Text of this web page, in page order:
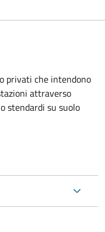
privati che intendono
attraverso
stendardi su suolo